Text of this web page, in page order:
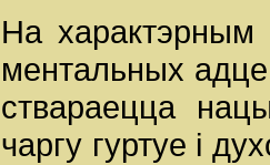
На характэрным
ментальных
ствараецца
чаргу гуртуе і